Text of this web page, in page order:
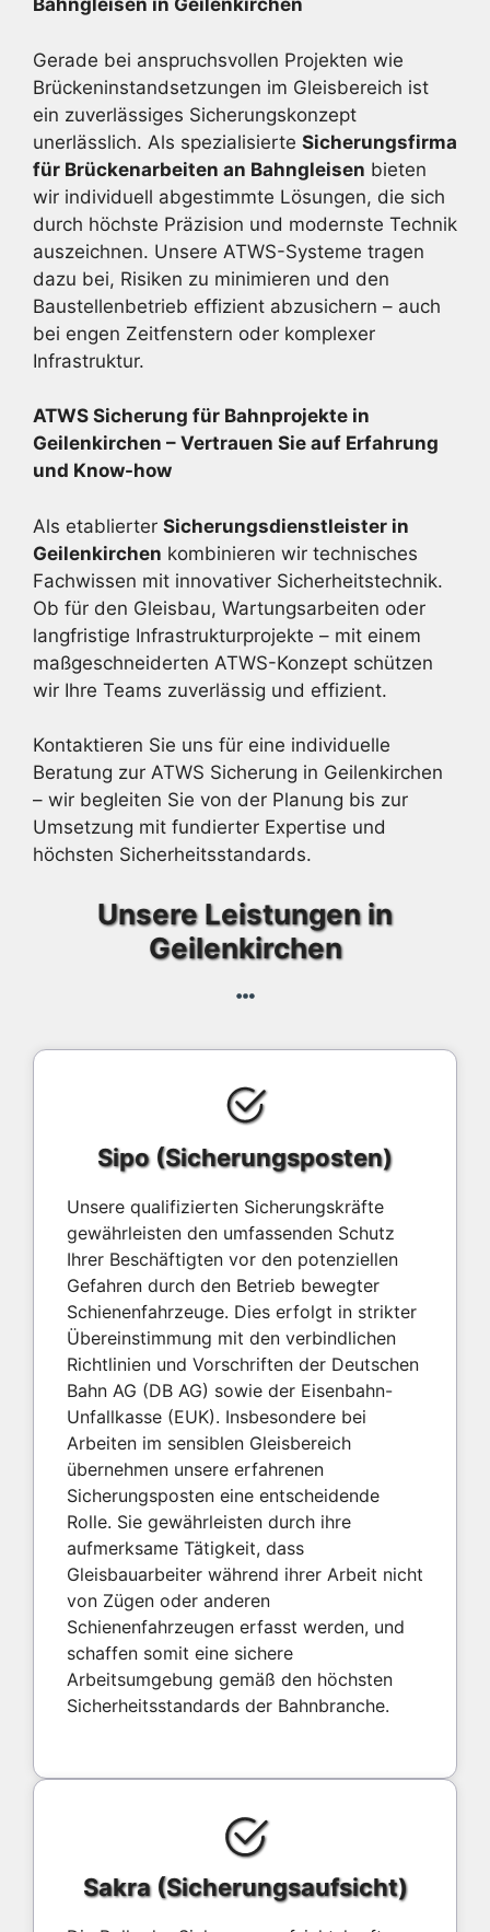
Bahngleisen in Geilenkirchen
Gerade bei anspruchsvollen Projekten wie
Brückeninstandsetzungen im Gleisbereich ist
ein zuverlässiges Sicherungskonzept
unerlässlich. Als spezialisierte Sicherungsfirma
für Brückenarbeiten an Bahngleisen bieten
wir individuell abgestimmte Lösungen, die sich
durch höchste Präzision und modernste Technik
auszeichnen. Unsere ATWS-Systeme tragen
dazu bei, Risiken zu minimieren und den
Baustellenbetrieb effizient abzusichern – auch
bei engen Zeitfenstern oder komplexer
Infrastruktur.
ATWS Sicherung für Bahnprojekte in
Geilenkirchen – Vertrauen Sie auf Erfahrung
und Know-how
Als etablierter Sicherungsdienstleister in
Geilenkirchen kombinieren wir technisches
Fachwissen mit innovativer Sicherheitstechnik.
Ob für den Gleisbau, Wartungsarbeiten oder
langfristige Infrastrukturprojekte – mit einem
maßgeschneiderten ATWS-Konzept schützen
wir Ihre Teams zuverlässig und effizient.
Kontaktieren Sie uns für eine individuelle
Beratung zur ATWS Sicherung in Geilenkirchen
– wir begleiten Sie von der Planung bis zur
Umsetzung mit fundierter Expertise und
höchsten Sicherheitsstandards.
Unsere Leistungen in
Geilenkirchen
Sipo (Sicherungsposten)
Unsere qualifizierten Sicherungskräfte
gewährleisten den umfassenden Schutz
Ihrer Beschäftigten vor den potenziellen
Gefahren durch den Betrieb bewegter
Schienenfahrzeuge. Dies erfolgt in strikter
Übereinstimmung mit den verbindlichen
Richtlinien und Vorschriften der Deutschen
Bahn AG (DB AG) sowie der Eisenbahn-
Unfallkasse (EUK). Insbesondere bei
Arbeiten im sensiblen Gleisbereich
übernehmen unsere erfahrenen
Sicherungsposten eine entscheidende
Rolle. Sie gewährleisten durch ihre
aufmerksame Tätigkeit, dass
Gleisbauarbeiter während ihrer Arbeit nicht
von Zügen oder anderen
Schienenfahrzeugen erfasst werden, und
schaffen somit eine sichere
Arbeitsumgebung gemäß den höchsten
Sicherheitsstandards der Bahnbranche.
Sakra (Sicherungsaufsicht)